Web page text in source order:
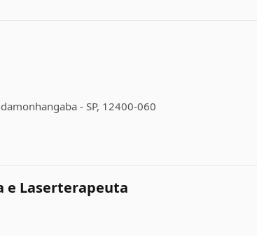
- SP, 12400-060
e Laserterapeuta